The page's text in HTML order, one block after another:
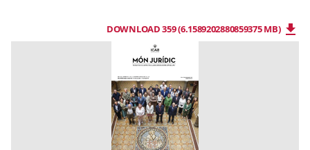
DOWNLOAD 359 (6.1589202880859375 MB)